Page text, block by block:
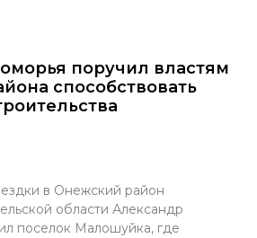
поручил властям
способствовать
в Онежский район
области Александр
поселок Малошуйка, где